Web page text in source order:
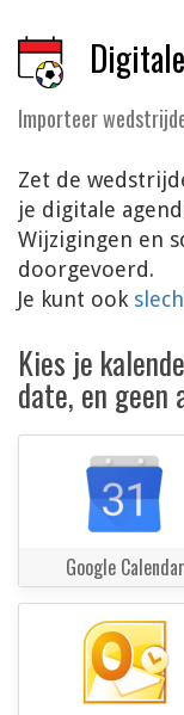
Importeer
Zet de
je digitale
Wijzigingen en
doorgevoerd.
Je kunt ook
Kies je
date, en geen
Google Calendar